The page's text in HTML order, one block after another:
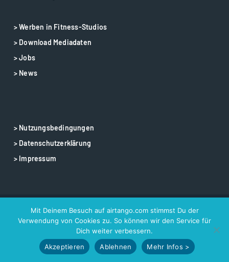
> Werben in Fitness-Studios
> Download Mediadaten
> Jobs
> News
> Nutzungsbedingungen
> Datenschutzerklärung
> Impressum
© 2025 airtango – airtango is a registered trademark
Mit Deinem Besuch auf airtango.com stimmst Du der
Verwendung von Cookies zu. So können wir den Service für
Dich weiter verbessern.
Akzeptieren
Ablehnen Mehr Infos >